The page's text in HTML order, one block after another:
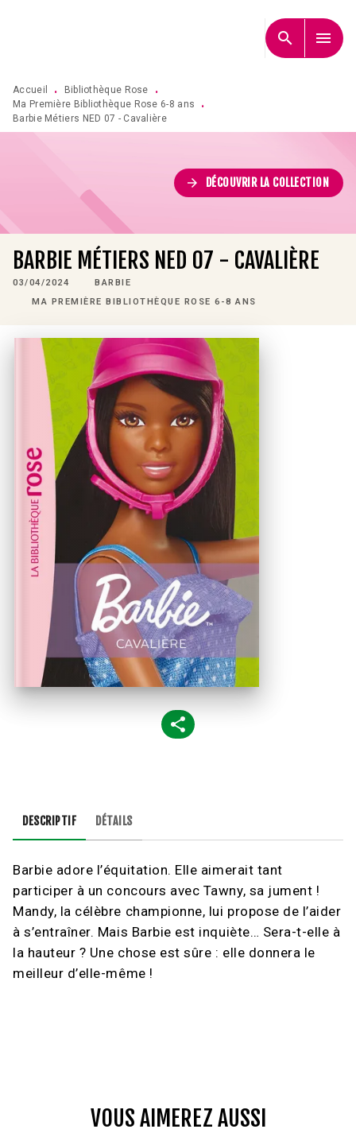
search menu
Accueil • Bibliothèque Rose
•
Ma Première Bibliothèque Rose 6-8 ans
•
Barbie Métiers NED 07 - Cavalière
arrow_forward DÉCOUVRIR LA COLLECTION
BARBIE MÉTIERS NED 07 - CAVALIÈRE
03/04/2024
BARBIE
MA PREMIÈRE BIBLIOTHÈQUE ROSE 6-8 ANS
DESCRIPTIF DÉTAILS
Barbie adore l’équitation. Elle aimerait tant
participer à un concours avec Tawny, sa jument !
Mandy, la célèbre championne, lui propose de l’aider
à s’entraîner. Mais Barbie est inquiète… Sera-t-elle à
la hauteur ? Une chose est sûre : elle donnera le
meilleur d’elle-même !
VOUS AIMEREZ AUSSI